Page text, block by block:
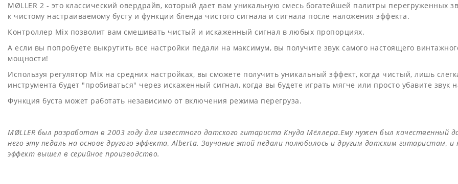
MØLLER 2 - это классический овердрайв, который дает вам уникальную смесь богатейшей палитры перегруженных
к чистому настраиваемому бусту и функции бленда чистого сигнала и сигнала после наложения эффекта.
Контроллер Mix позволит вам смешивать чистый и искаженный сигнал в любых пропорциях.
А если вы попробуете выкрутить все настройки педали на максимум, вы получите звук самого настоящего
мощности!
Используя регулятор Mix на средних настройках, вы сможете получить уникальный эффект, когда чистый, лишь
инструмента будет "пробиваться" через искаженный сигнал, когда вы будете играть мягче или просто убавите звук
Функция буста может работать независимо от включения режима перегруза.
MØLLER был разработан в 2003 году для известного датского гитариста Кнуда Мёллера.Ему нужен был качественный
него эту педаль на основе другого эффекта, Alberta. Звучание этой педали полюбилось и другим датским гитаристам, и
эффект вышел в серийное производство.